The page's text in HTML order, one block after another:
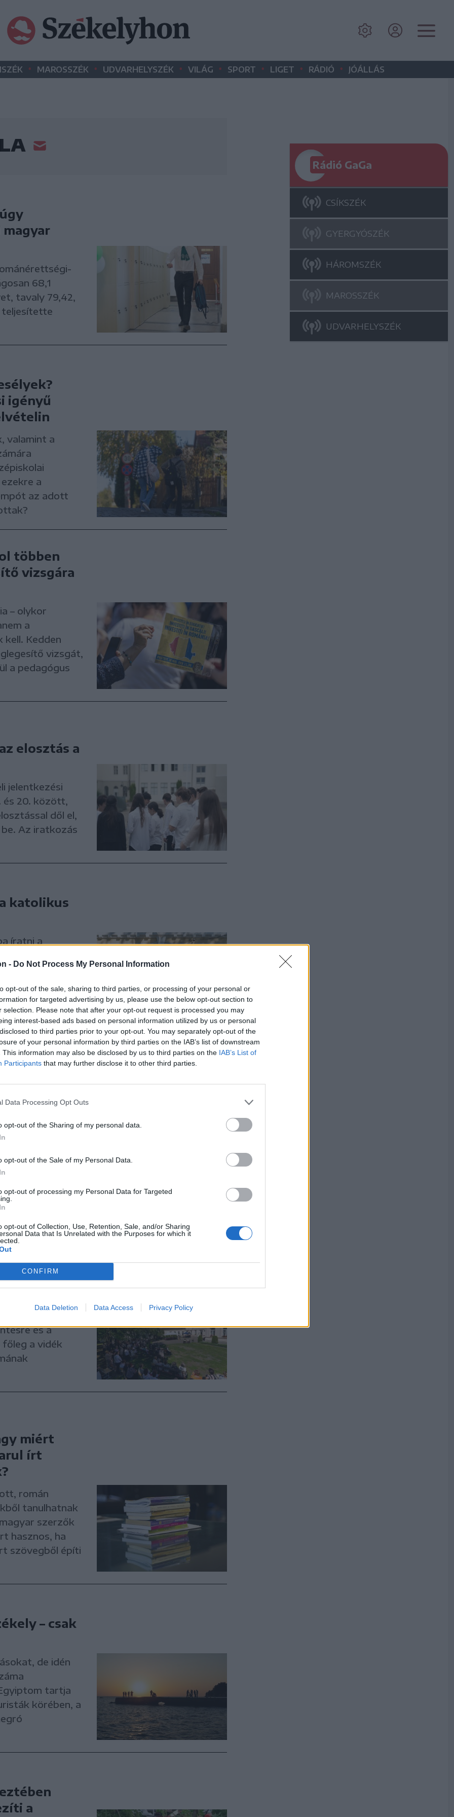
- Do Not Process My Personal Information
opt-out of the sale, sharing to third parties, or processing of your personal or
for targeted advertising by us, please use the below opt-out section to
selection. Please note that after your opt-out request is processed you may
interest-based ads based on personal information utilized by us or personal
to third parties prior to your opt-out. You may separately opt-out of the
of your personal information by third parties on the IAB’s list of downstream
This information may also be disclosed by us to third parties on the IAB’s List of
Participants that may further disclose it to other third parties.
Data Processing Opt Outs
opt-out of the Sharing of my personal data.
opt-out of the Sale of my Personal Data.
opt-out of processing my Personal Data for Targeted
opt-out of Collection, Use, Retention, Sale, and/or Sharing
Data that Is Unrelated with the Purposes for which it
CONFIRM
Data Deletion Data Access Privacy Policy
• MAROSSZÉK • UDVARHELYSZÉK • VILÁG • SPORT • LIGET • RÁDIÓ • JÓÁLLÁS
68,1
tavaly 79,42,
teljesítette
igényű
valamint a
a
az adott
többen
vizsgára
– olykor
a
kell. Kedden
vizsgát,
a pedagógus
elosztás a
jelentkezési
és 20. között,
dől el,
Az iratkozás
katolikus
íratni a
számának
idén még
ugyanis tavaly
kell még egy
válhat
Zalányi
is tagja volt
mire
István Elméleti
Az
és a
a vidék
miért
írt
román
tanulhatnak
szerzők
hasznos, ha
szövegből építi
– csak
de idén
tartja
körében, a
a
Rádió GaGa
CSÍKSZÉK
GYERGYÓSZÉK
HÁROMSZÉK
MAROSSZÉK
UDVARHELYSZÉK